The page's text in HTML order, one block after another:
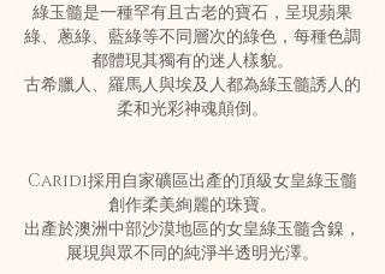
綠玉髓是一種罕有且古老的寶石，呈現蘋果
綠、蔥綠、藍綠等不同層次的綠色，每種色調
都體現其獨有的迷人樣貌。
古希臘人、羅馬人與埃及人都為綠玉髓誘人的
柔和光彩神魂顛倒。
Caridi採用自家礦區出產的頂級女皇綠玉髓
創作柔美絢麗的珠寶。
出產於澳洲中部沙漠地區的女皇綠玉髓含鎳，
展現與眾不同的純淨半透明光澤。